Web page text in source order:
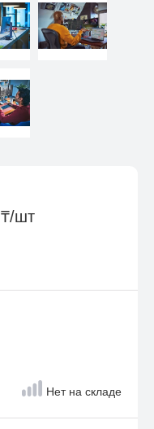
₸/шт
Нет на складе